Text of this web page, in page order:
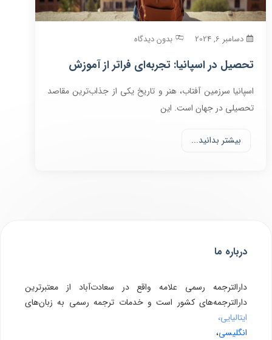
دسامبر 6, 2024 بدون دیدگاه
تحصیل در اسپانیا: تجربه‌ای فراتر از آموزش
اسپانیا سرزمین آفتاب، هنر و تاریخ یکی از جذاب‌ترین مقاصد
تحصیلی در جهان است. این
بیشتر بدانید...
درباره ما
دارالترجمه رسمی علامه واقع در سعادت‌آباد از معتبرترین
دارالترجمه‌های کشور است و خدمات ترجمه رسمی به زبان‌های
ایتالیایی،
انگلیسی،